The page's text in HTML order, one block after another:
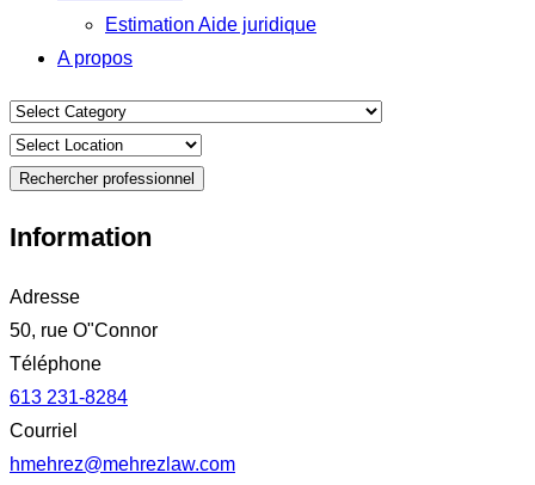
Estimation Aide juridique
A propos
Rechercher professionnel
Information
Adresse
50, rue O"Connor
Téléphone
613 231-8284
Courriel
hmehrez@mehrezlaw.com